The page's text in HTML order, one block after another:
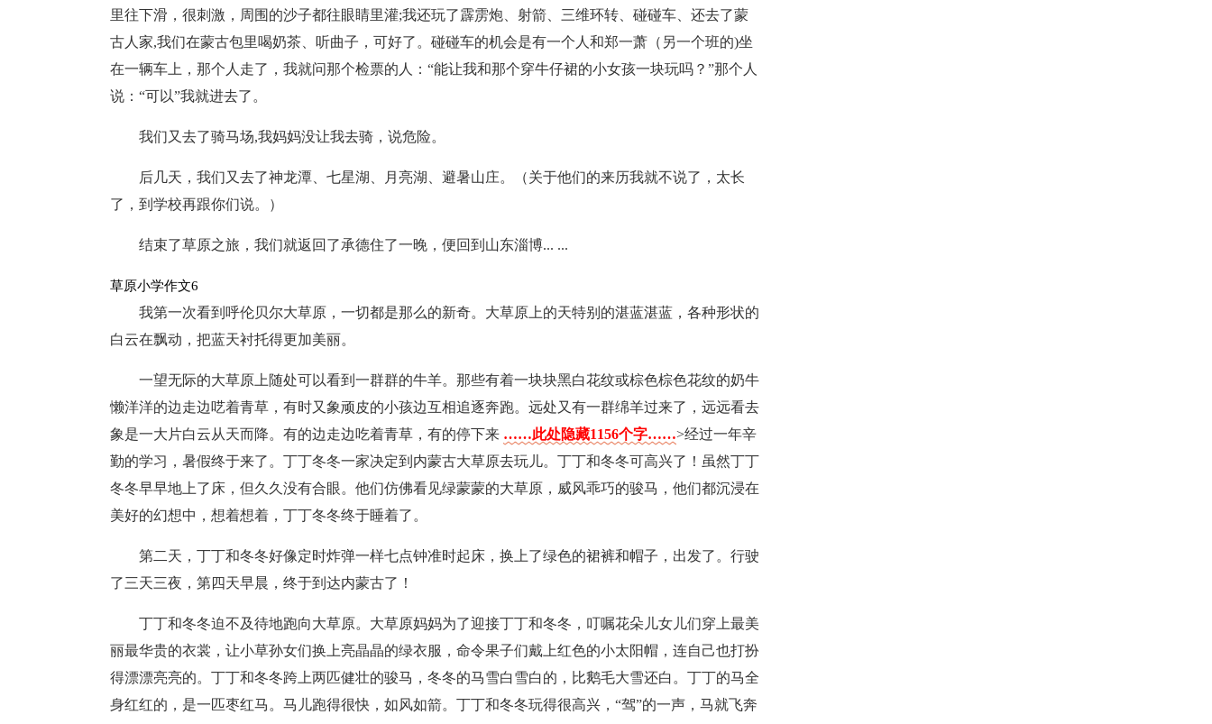
里往下滑，很刺激，周围的沙子都往眼睛里灌;我还玩了霹雳炮、射箭、三维环转、碰碰车、还去了蒙
古人家,我们在蒙古包里喝奶茶、听曲子，可好了。碰碰车的机会是有一个人和郑一萧（另一个班的)坐
在一辆车上，那个人走了，我就问那个检票的人：“能让我和那个穿牛仔裙的小女孩一块玩吗？”那个人
说：“可以”我就进去了。
我们又去了骑马场,我妈妈没让我去骑，说危险。
后几天，我们又去了神龙潭、七星湖、月亮湖、避暑山庄。（关于他们的来历我就不说了，太长
了，到学校再跟你们说。）
结束了草原之旅，我们就返回了承德住了一晚，便回到山东淄博... ...
草原小学作文6
我第一次看到呼伦贝尔大草原，一切都是那么的新奇。大草原上的天特别的湛蓝湛蓝，各种形状的
白云在飘动，把蓝天衬托得更加美丽。
一望无际的大草原上随处可以看到一群群的牛羊。那些有着一块块黑白花纹或棕色棕色花纹的奶牛
懒洋洋的边走边呓着青草，有时又象顽皮的小孩边互相追逐奔跑。远处又有一群绵羊过来了，远远看去
象是一大片白云从天而降。有的边走边吃着青草，有的停下来 ……此处隐藏1156个字……>经过一年辛
勤的学习，暑假终于来了。丁丁冬冬一家决定到内蒙古大草原去玩儿。丁丁和冬冬可高兴了！虽然丁丁
冬冬早早地上了床，但久久没有合眼。他们仿佛看见绿蒙蒙的大草原，威风乖巧的骏马，他们都沉浸在
美好的幻想中，想着想着，丁丁冬冬终于睡着了。
第二天，丁丁和冬冬好像定时炸弹一样七点钟准时起床，换上了绿色的裙裤和帽子，出发了。行驶
了三天三夜，第四天早晨，终于到达内蒙古了！
丁丁和冬冬迫不及待地跑向大草原。大草原妈妈为了迎接丁丁和冬冬，叮嘱花朵儿女儿们穿上最美
丽最华贵的衣裳，让小草孙女们换上亮晶晶的绿衣服，命令果子们戴上红色的小太阳帽，连自己也打扮
得漂漂亮亮的。丁丁和冬冬跨上两匹健壮的骏马，冬冬的马雪白雪白的，比鹅毛大雪还白。丁丁的马全
身红红的，是一匹枣红马。马儿跑得很快，如风如箭。丁丁和冬冬玩得很高兴，“驾”的一声，马就飞奔